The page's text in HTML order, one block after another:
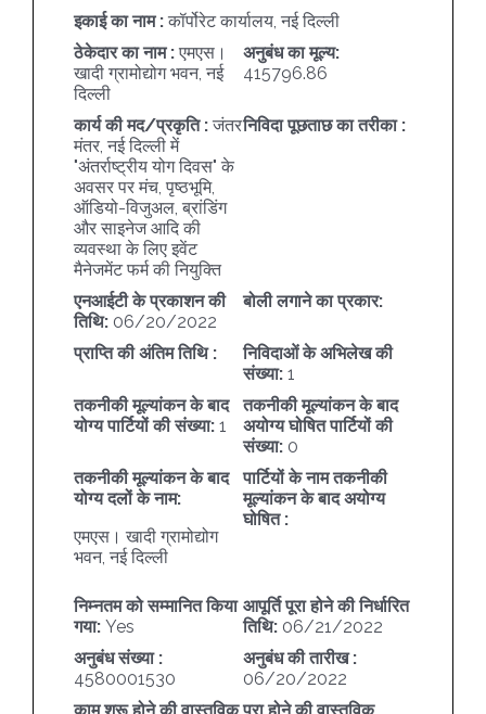
इकाई का नाम :कॉर्पोरेट कार्यालय, नई दिल्ली
ठेकेदार का नाम :एमएस।
खादी ग्रामोद्योग भवन, नई
दिल्ली
अनुबंध का मूल्य:
415796.86
कार्य की मद/प्रकृति :जंतर
मंतर, नई दिल्ली में
"अंतर्राष्ट्रीय योग दिवस" के
अवसर पर मंच, पृष्ठभूमि,
ऑडियो-विजुअल, ब्रांडिंग
और साइनेज आदि की
व्यवस्था के लिए इवेंट
मैनेजमेंट फर्म की नियुक्ति
निविदा पूछताछ का तरीका :
एनआईटी के प्रकाशन की
तिथि: 06/20/2022
बोली लगाने का प्रकार:
प्राप्ति की अंतिम तिथि :
निविदाओं के अभिलेख की
संख्या: 1
तकनीकी मूल्यांकन के बाद
योग्य पार्टियों की संख्या:1
तकनीकी मूल्यांकन के बाद
अयोग्य घोषित पार्टियों की
संख्या: 0
तकनीकी मूल्यांकन के बाद
योग्य दलों के नाम:
एमएस। खादी ग्रामोद्योग
भवन, नई दिल्ली
पार्टियों के नाम तकनीकी
मूल्यांकन के बाद अयोग्य
घोषित :
निम्नतम को सम्मानित किया
गया:Yes
आपूर्ति पूरा होने की निर्धारित
तिथि: 06/21/2022
अनुबंध संख्या :
4580001530
अनुबंध की तारीख :
06/20/2022